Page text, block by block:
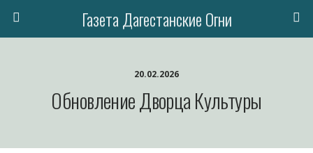
Газета Дагестанские Огни
20.02.2026
Обновление Дворца Культуры